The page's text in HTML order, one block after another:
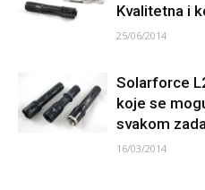
Kvalitetna i
25/06/2014
Solarforce
koje se
svakom
16/03/2014